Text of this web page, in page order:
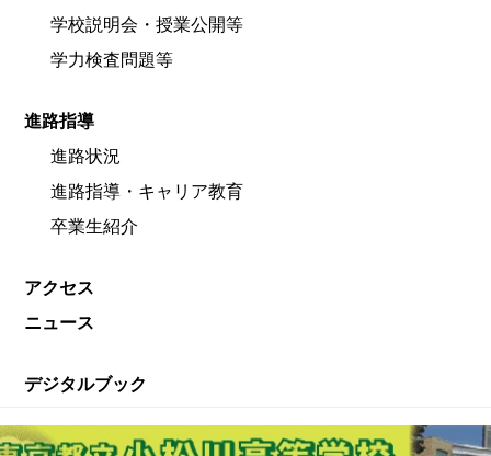
学校説明会・授業公開等
学力検査問題等
進路指導
進路状況
進路指導・キャリア教育
卒業生紹介
アクセス
ニュース
デジタルブック